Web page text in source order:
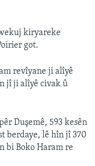
kiryareke
got.
revîyane ji alîyê
jî ji alîyê civak û
Duşemê, 593 kesên
berdaye, lê hîn jî 370
bi Boko Haram re